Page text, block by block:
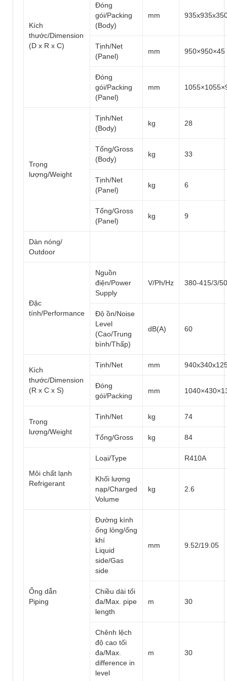
Kích
thước/Dimension
(D x R x C)
Đóng
gói/Packing
(Body)
mm
Tịnh/Net
(Panel)
mm 950×950×45
Đóng
gói/Packing
(Panel)
mm
Trọng
lượng/Weight
Tịnh/Net
(Body)
kg 28
Tổng/Gross
(Body)
kg 33
Tịnh/Net
(Panel)
kg 6
Tổng/Gross
(Panel)
kg 9
Dàn nóng/
Outdoor
Đặc
tính/Performance
Nguồn
điện/Power
Supply
V/Ph/Hz 380-415/3/50
Độ ồn/Noise
Level
(Cao/Trung
bình/Thấp)
dB(A) 60
Kích
thước/Dimension
(R x C x S)
Tịnh/Net mm
Đóng
gói/Packing
mm
Trọng
lượng/Weight
Tịnh/Net kg 74
Tổng/Gross kg 84
Môi chất lạnh
Refrigerant
Loại/Type R410A
Khối lượng
nạp/Charged
Volume
kg 2.6
Ống dẫn
Piping
Đường kính
ống lỏng/ống
khí
Liquid
side/Gas
side
mm 9.52/19.05
Chiều dài tối
đa/Max. pipe
length
m 30
Chênh lệch
độ cao tối
đa/Max.
difference in
level
m 30